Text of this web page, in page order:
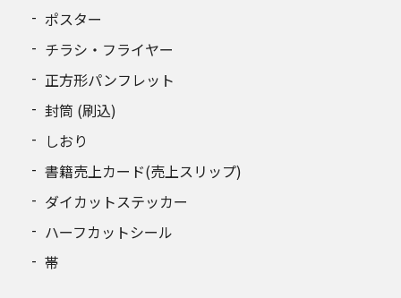
ポスター
チラシ・フライヤー
正方形パンフレット
封筒 (刷込)
しおり
書籍売上カード(売上スリップ)
ダイカットステッカー
ハーフカットシール
帯